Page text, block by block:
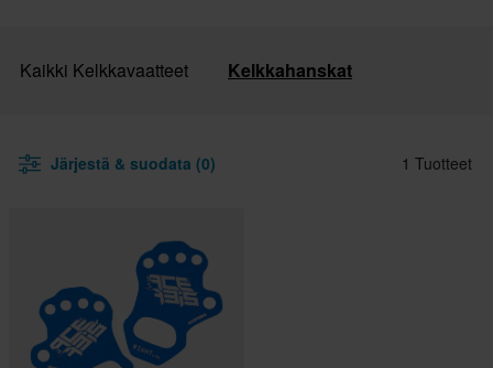
Kaikki Kelkkavaatteet Kelkkahanskat
Järjestä & suodata (0) 1 Tuotteet